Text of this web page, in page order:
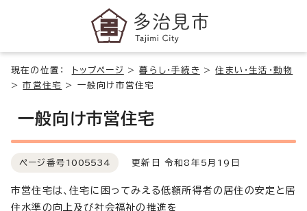
現在の位置： トップページ >暮らし・手続き >住まい・生活・動物
>市営住宅 > 一般向け市営住宅
一般向け市営住宅
ページ番号 1005534 更新日 令和8年5月19日
市営住宅は、住宅に困ってみえる低額所得者の居住の安定と居
住水準の向上及び社会福祉の推進を